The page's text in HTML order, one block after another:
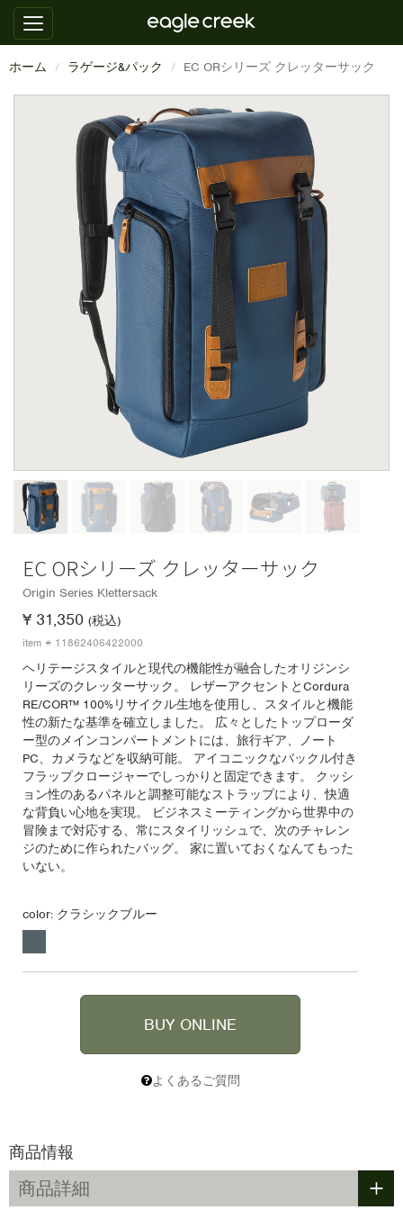
ホーム ラゲージ&パック EC ORシリーズ クレッターサック
EC ORシリーズ クレッターサック
Origin Series Klettersack
¥ 31,350 (税込)
item # 11862406422000
ヘリテージスタイルと現代の機能性が融合したオリジンシ
リーズのクレッターサック。 レザーアクセントとCordura
RE/COR™ 100%リサイクル生地を使用し、スタイルと機能
性の新たな基準を確立しました。 広々としたトップローダ
ー型のメインコンパートメントには、旅行ギア、ノート
PC、カメラなどを収納可能。 アイコニックなバックル付き
フラップクロージャーでしっかりと固定できます。 クッシ
ョン性のあるパネルと調整可能なストラップにより、快適
な背負い心地を実現。 ビジネスミーティングから世界中の
冒険まで対応する、常にスタイリッシュで、次のチャレン
ジのために作られたバッグ。 家に置いておくなんてもった
いない。
color: クラシックブルー
BUY ONLINE
よくあるご質問
商品情報
商品詳細 +